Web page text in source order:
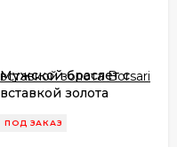
Мужской браслет с
вставкой золота
ПОД ЗАКАЗ